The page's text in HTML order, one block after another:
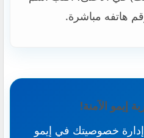
هاتفه مباشرة.
إيمو الآمنة!
خصوصيتك في إيمو